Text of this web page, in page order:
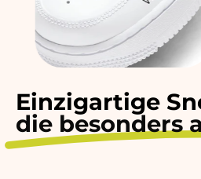
Einzigartige
die besonders